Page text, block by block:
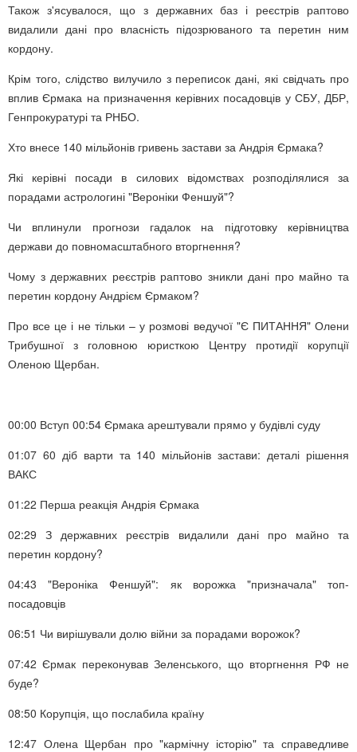
Також з'ясувалося, що з державних баз і реєстрів раптово
видалили дані про власність підозрюваного та перетин ним
кордону.
Крім того, слідство вилучило з переписок дані, які свідчать про
вплив Єрмака на призначення керівних посадовців у СБУ, ДБР,
Генпрокуратурі та РНБО.
Хто внесе 140 мільйонів гривень застави за Андрія Єрмака?
Які керівні посади в силових відомствах розподілялися за
порадами астрологині "Вероніки Феншуй"?
Чи вплинули прогнози гадалок на підготовку керівництва
держави до повномасштабного вторгнення?
Чому з державних реєстрів раптово зникли дані про майно та
перетин кордону Андрієм Єрмаком?
Про все це і не тільки – у розмові ведучої "Є ПИТАННЯ" Олени
Трибушної з головною юристкою Центру протидії корупції
Оленою Щербан.
00:00 Вступ 00:54 Єрмака арештували прямо у будівлі суду
01:07 60 діб варти та 140 мільйонів застави: деталі рішення
ВАКС
01:22 Перша реакція Андрія Єрмака
02:29 З державних реєстрів видалили дані про майно та
перетин кордону?
04:43 "Вероніка Феншуй": як ворожка "призначала" топ-
посадовців
06:51 Чи вирішували долю війни за порадами ворожок?
07:42 Єрмак переконував Зеленського, що вторгнення РФ не
буде?
08:50 Корупція, що послабила країну
12:47 Олена Щербан про "кармічну історію" та справедливе